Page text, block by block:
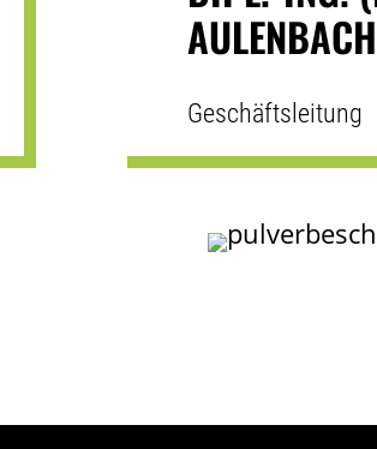
AULENBACH
Geschäftsleitung